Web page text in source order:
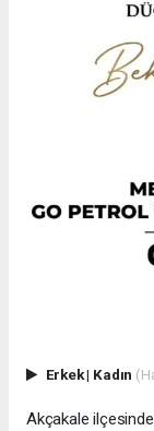
Erkek| Kadın
Akçakale